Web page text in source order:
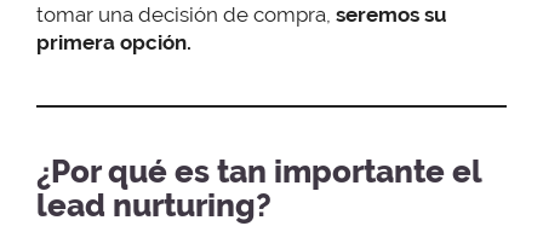
tomar una decisión de compra, seremos su
primera opción.
¿Por qué es tan importante el
lead nurturing?